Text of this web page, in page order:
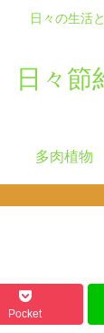
日々の生活
日々節
多肉植物
Pocket